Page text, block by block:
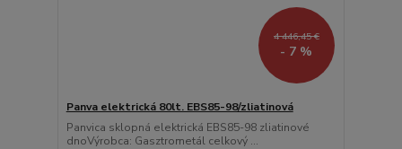
4 446,45 €
- 7 %
Panva elektrická 80lt. EBS85-98/zliatinová
Panvica sklopná elektrická EBS85-98 zliatinové
dnoVýrobca: Gasztrometál celkový ...